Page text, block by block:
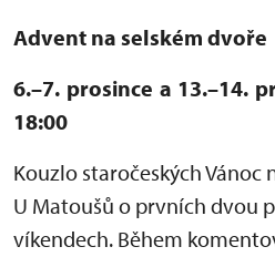
Advent na selském dvoře
6.–7. prosince a 13.–14.
18:00
Kouzlo staročeských Vánoc
U Matoušů o prvních dvou
víkendech. Během